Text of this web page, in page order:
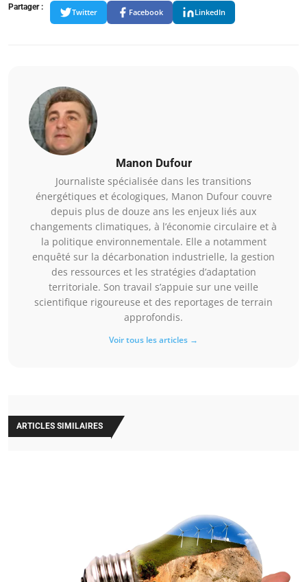
Partager :
Twitter Facebook LinkedIn
Manon Dufour
Journaliste spécialisée dans les transitions
énergétiques et écologiques, Manon Dufour couvre
depuis plus de douze ans les enjeux liés aux
changements climatiques, à l’économie circulaire et à
la politique environnementale. Elle a notamment
enquêté sur la décarbonation industrielle, la gestion
des ressources et les stratégies d’adaptation
territoriale. Son travail s’appuie sur une veille
scientifique rigoureuse et des reportages de terrain
approfondis.
Voir tous les articles →
ARTICLES SIMILAIRES